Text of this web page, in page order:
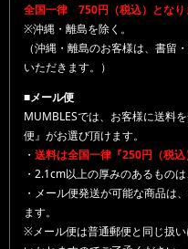
全国一律 750円（税込）となり
※沖縄・離島を除く。
（沖縄・離島のお客様は、書留
いただきます。）
■メール便
MUMBLESでは、お客様に送料
便』がお選び頂けます。
・ 送料は全国一律『250円（税込
・2.1cm以上の厚みのあるもの
・メール便発送が可能な商品は
ます。
※メール便は普通郵便と同じ扱